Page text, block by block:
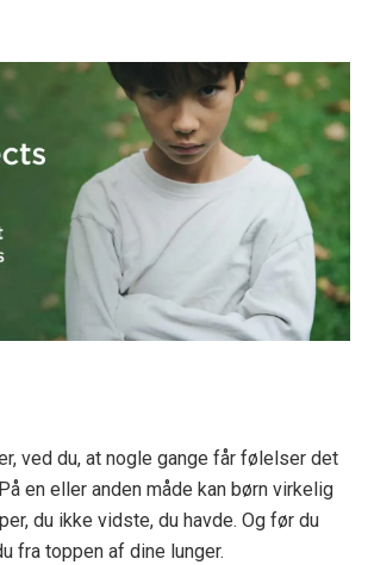
ved du, at nogle gange får følelser det
en eller anden måde kan børn virkelig
du ikke vidste, du havde. Og før du
fra toppen af ​​dine lunger.